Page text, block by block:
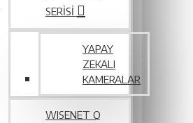
SERISI
YAPAY
ZEKALI
KAMERALAR
WISENET Q